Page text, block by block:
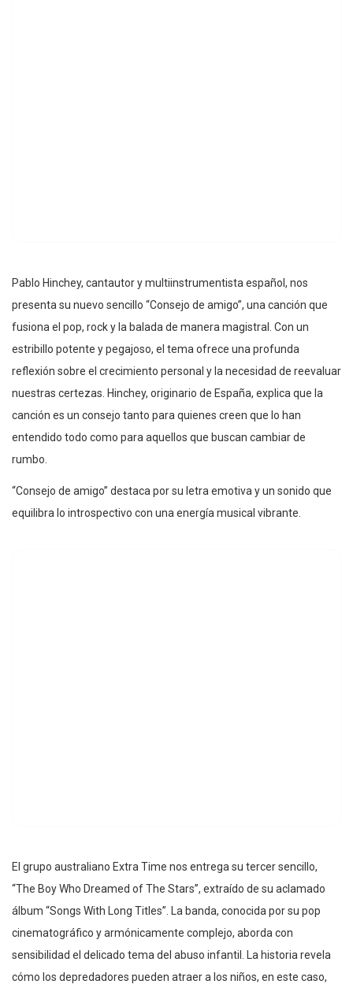
Pablo Hinchey, cantautor y multiinstrumentista español, nos
presenta su nuevo sencillo “Consejo de amigo”, una canción que
fusiona el pop, rock y la balada de manera magistral. Con un
estribillo potente y pegajoso, el tema ofrece una profunda
reflexión sobre el crecimiento personal y la necesidad de reevaluar
nuestras certezas. Hinchey, originario de España, explica que la
canción es un consejo tanto para quienes creen que lo han
entendido todo como para aquellos que buscan cambiar de
rumbo.
“Consejo de amigo” destaca por su letra emotiva y un sonido que
equilibra lo introspectivo con una energía musical vibrante.
El grupo australiano Extra Time nos entrega su tercer sencillo,
“The Boy Who Dreamed of The Stars”, extraído de su aclamado
álbum “Songs With Long Titles”. La banda, conocida por su pop
cinematográfico y armónicamente complejo, aborda con
sensibilidad el delicado tema del abuso infantil. La historia revela
cómo los depredadores pueden atraer a los niños, en este caso,